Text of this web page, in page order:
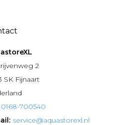
2
SK Fijnaart
0168-700540
service@aquastorexl.nl